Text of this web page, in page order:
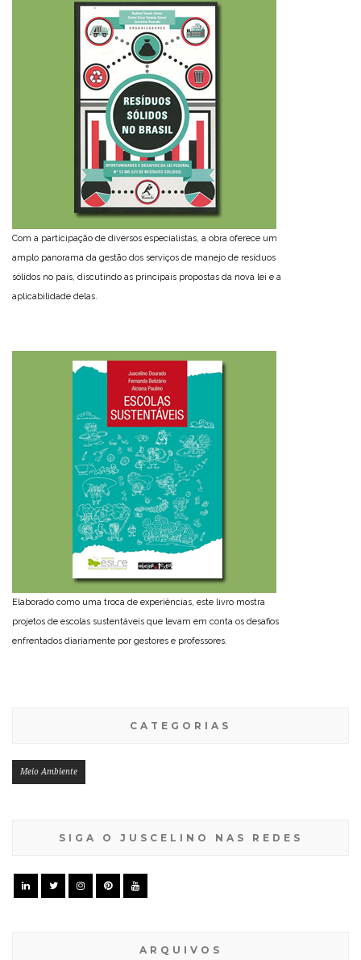
Com a participação de diversos especialistas, a obra oferece um
amplo panorama da gestão dos serviços de manejo de resíduos
sólidos no país, discutindo as principais propostas da nova lei e a
aplicabilidade delas.
Elaborado como uma troca de experiências, este livro mostra
projetos de escolas sustentáveis que levam em conta os desafios
enfrentados diariamente por gestores e professores.
CATEGORIAS
Meio Ambiente
SIGA O JUSCELINO NAS REDES
ARQUIVOS